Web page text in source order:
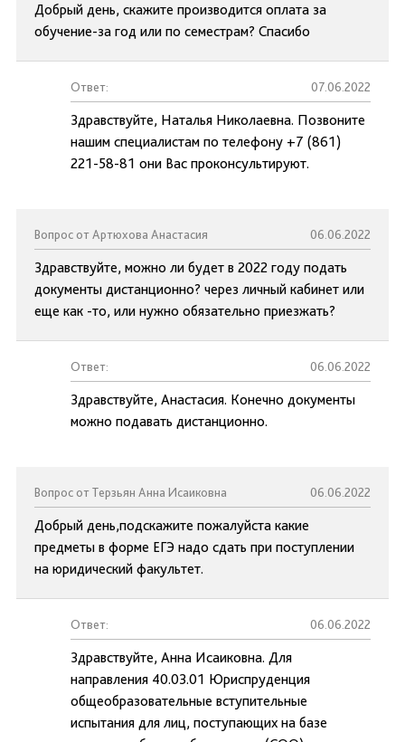
Добрый день, скажите производится оплата за
обучение-за год или по семестрам? Спасибо
Ответ: 07.06.2022
Здравствуйте, Наталья Николаевна. Позвоните
нашим специалистам по телефону +7 (861)
221-58-81 они Вас проконсультируют.
Вопрос от Артюхова Анастасия 06.06.2022
Здравствуйте, можно ли будет в 2022 году подать
документы дистанционно? через личный кабинет или
еще как -то, или нужно обязательно приезжать?
Ответ: 06.06.2022
Здравствуйте, Анастасия. Конечно документы
можно подавать дистанционно.
Вопрос от Терзьян Анна Исаиковна 06.06.2022
Добрый день,подскажите пожалуйста какие
предметы в форме ЕГЭ надо сдать при поступлении
на юридический факультет.
Ответ: 06.06.2022
Здравствуйте, Анна Исаиковна. Для
направления 40.03.01 Юриспруденция
общеобразовательные вступительные
испытания для лиц, поступающих на базе